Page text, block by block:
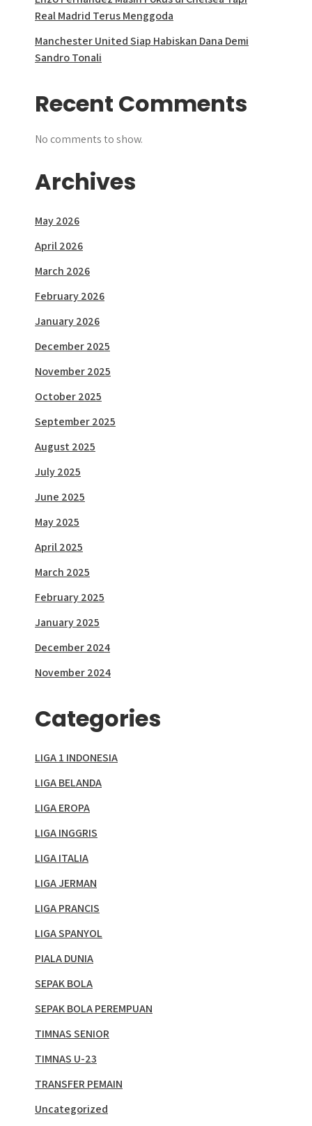
Real Madrid Terus Menggoda
Manchester United Siap Habiskan Dana Demi
Sandro Tonali
Recent Comments
No comments to show.
Archives
May 2026
April 2026
March 2026
February 2026
January 2026
December 2025
November 2025
October 2025
September 2025
August 2025
July 2025
June 2025
May 2025
April 2025
March 2025
February 2025
January 2025
December 2024
November 2024
Categories
LIGA 1 INDONESIA
LIGA BELANDA
LIGA EROPA
LIGA INGGRIS
LIGA ITALIA
LIGA JERMAN
LIGA PRANCIS
LIGA SPANYOL
PIALA DUNIA
SEPAK BOLA
SEPAK BOLA PEREMPUAN
TIMNAS SENIOR
TIMNAS U-23
TRANSFER PEMAIN
Uncategorized